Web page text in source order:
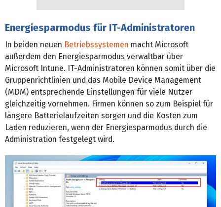
Energiesparmodus für IT-Administratoren
In beiden neuen Betriebssystemen macht Microsoft
außerdem den Energiesparmodus verwaltbar über
Microsoft Intune. IT-Administratoren können somit über die
Gruppenrichtlinien und das Mobile Device Management
(MDM) entsprechende Einstellungen für viele Nutzer
gleichzeitig vornehmen. Firmen können so zum Beispiel für
längere Batterielaufzeiten sorgen und die Kosten zum
Laden reduzieren, wenn der Energiesparmodus durch die
Administration festgelegt wird.